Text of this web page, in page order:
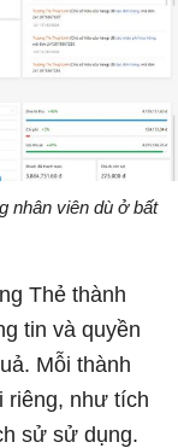
nhân viên dù ở bất
Thẻ thành
tin và quyền
Mỗi thành
riêng, như tích
sử sử dụng.